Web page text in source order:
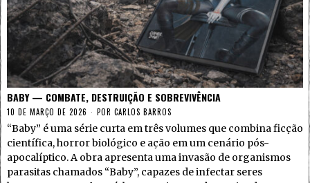
BABY — COMBATE, DESTRUIÇÃO E SOBREVIVÊNCIA
10 DE MARÇO DE 2026 POR CARLOS BARROS
“Baby” é uma série curta em três volumes que combina ficção
científica, horror biológico e ação em um cenário pós-
apocalíptico. A obra apresenta uma invasão de organismos
parasitas chamados “Baby”, capazes de infectar seres